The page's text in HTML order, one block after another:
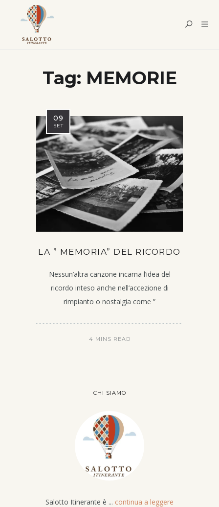
Tag: MEMORIE
09
SET
LA ” MEMORIA” DEL RICORDO
Nessun’altra canzone incarna l’idea del
ricordo inteso anche nell’accezione di
rimpianto o nostalgia come ”
4 MINS READ
CHI SIAMO
Salotto Itinerante è ... continua a leggere